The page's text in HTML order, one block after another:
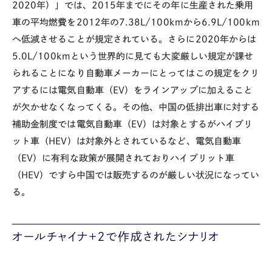
2020年）」では、2015年までにその年に生産された乗用
車の平均燃費を2012年の7.38L/100kmから6.9L/100km
へ低減させることが規定されている。さらに2020年からは
5.0L/100kmという世界的に見ても大変厳しい規定が課せ
られることになり自動車メーカーにとってはこの規定をクリ
アするには電気自動車（EV）をラインアップに加えること
が欠かせなくなってくる。その他、中国の低排出車に対する
補助金制度では電気自動車（EV）は対象とするがハイブリ
ット車（HEV）は対象外とされているなど、電気自動車
（EV）に有利な政策が展開されておりハイブリット車
（HEV）ですら中国では販売するのが厳しい状況になってい
る。
オールチャイナ＋２で作成されたシナリオ